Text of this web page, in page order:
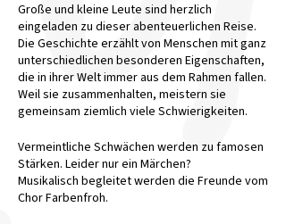
Große und kleine Leute sind herzlich
eingeladen zu dieser abenteuerlichen Reise.
Die Geschichte erzählt von Menschen mit ganz
unterschiedlichen besonderen Eigenschaften,
die in ihrer Welt immer aus dem Rahmen fallen.
Weil sie zusammenhalten, meistern sie
gemeinsam ziemlich viele Schwierigkeiten.
Vermeintliche Schwächen werden zu famosen
Stärken. Leider nur ein Märchen?
Musikalisch begleitet werden die Freunde vom
Chor Farbenfroh.